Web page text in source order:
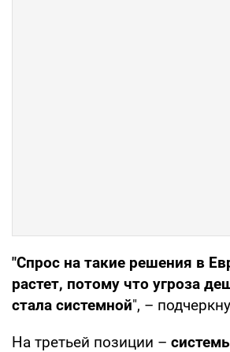
"Спрос на такие решения в
растет, потому что угроза
стала системной", –
На третьей позиции –